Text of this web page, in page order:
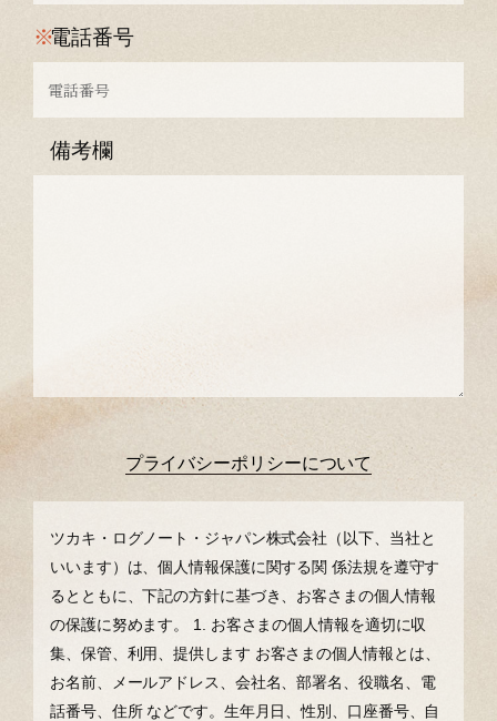
※電話番号
備考欄
プライバシーポリシーについて
ツカキ・ログノート・ジャパン株式会社（以下、当社と
いいます）は、個⼈情報保護に関する関 係法規を遵守す
るとともに、下記の⽅針に基づき、お客さまの個⼈情報
の保護に努めます。
1. お客さまの個⼈情報を適切に収
集、保管、利⽤、提供します お客さまの個⼈情報とは、
お名前、メールアドレス、会社名、部署名、役職名、電
話番号、住所 などです。⽣年⽉⽇、性別、⼝座番号、⾃